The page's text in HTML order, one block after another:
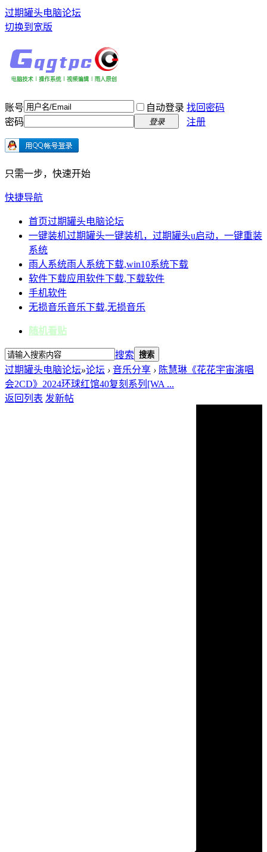
过期罐头电脑论坛
切换到宽版
账号 自动登录 找回密码
密码
登录 注册
只需一步，快速开始
快捷导航
首页过期罐头电脑论坛
一键装机过期罐头一键装机，过期罐头u启动，一键重装
系统
雨人系统雨人系统下载,win10系统下载
软件下载应用软件下载,下载软件
手机软件
无损音乐音乐下载,无损音乐
随机看贴
搜索 搜索
过期罐头电脑论坛»论坛 › 音乐分享 › 陈慧琳《花花宇宙演唱
会2CD》2024环球红馆40复刻系列[WA ...
返回列表 发新帖